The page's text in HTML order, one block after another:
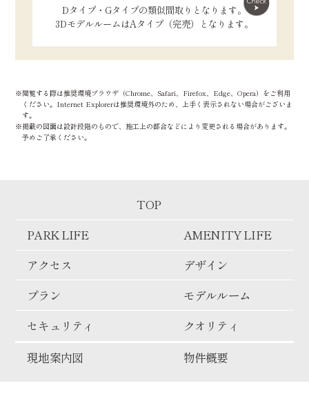
Dタイプ・Gタイプの類似間取りとなります。
3DモデルルームはAタイプ（完売）となります。
※閲覧する際は推奨環境ブラウザ（Chrome、Safari、Firefox、Edge、Opera）をご利用
ください。Internet Explorerは推奨環境外のため、上手く表示されない場合がございま
す。
※掲載の図面は設計段階のもので、施工上の都合などにより変更される場合があります。
予めご了承ください。
TOP
PARK LIFE
AMENITY LIFE
アクセス
デザイン
プラン
モデルルーム
セキュリティ
クオリティ
現地案内図
物件概要